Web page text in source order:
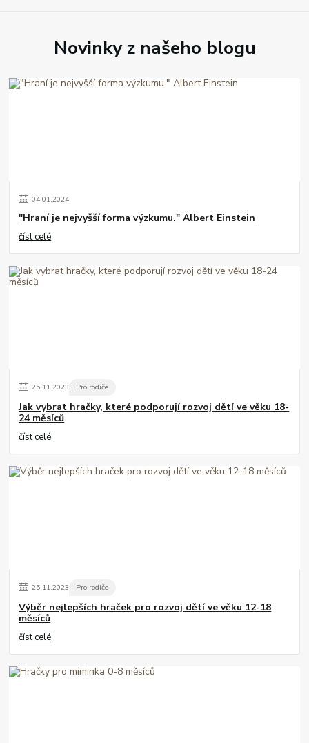
Novinky z našeho blogu
04.01.2024
"Hraní je nejvyšší forma výzkumu." Albert Einstein
číst celé
25.11.2023 Pro rodiče
Jak vybrat hračky, které podporují rozvoj dětí ve věku 18-
24 měsíců
číst celé
25.11.2023 Pro rodiče
Výběr nejlepších hraček pro rozvoj dětí ve věku 12-18
měsíců
číst celé